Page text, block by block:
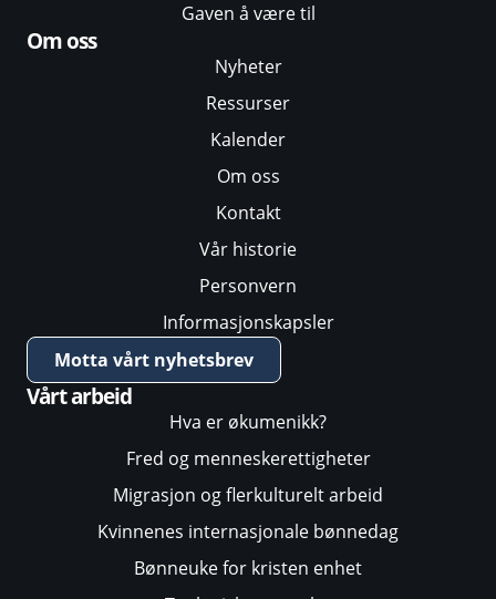
Gaven å være til
Om oss
Nyheter
Ressurser
Kalender
Om oss
Kontakt
Vår historie
Personvern
Informasjonskapsler
Motta vårt nyhetsbrev
Vårt arbeid
Hva er økumenikk?
Fred og menneskerettigheter
Migrasjon og flerkulturelt arbeid
Kvinnenes internasjonale bønnedag
Bønneuke for kristen enhet